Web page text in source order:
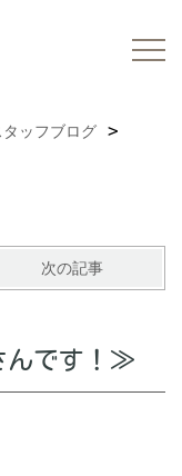
タッフブログ
次の記事
んです！≫